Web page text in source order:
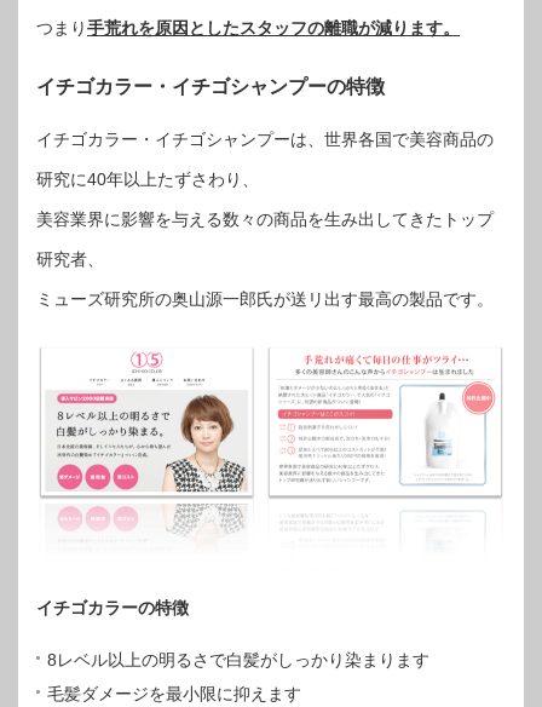
つまり手荒れを原因としたスタッフの離職が減ります。
イチゴカラー・イチゴシャンプーの特徴
イチゴカラー・イチゴシャンプーは、世界各国で美容商品の
研究に40年以上たずさわり、
美容業界に影響を与える数々の商品を生み出してきたトップ
研究者、
ミューズ研究所の奥山源一郎氏が送リ出す最高の製品です。
イチゴカラーの特徴
8レベル以上の明るさで白髪がしっかり染まります
毛髪ダメージを最小限に抑えます